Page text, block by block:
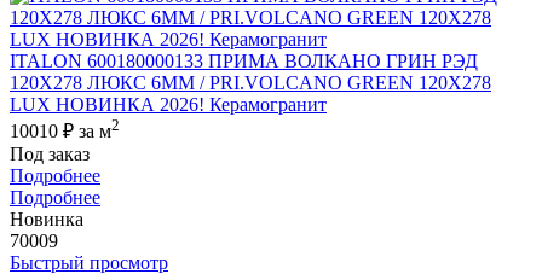
ITALON 600180000133 ПРИМА ВОЛКАНО ГРИН РЭД
120X278 ЛЮКС 6ММ / PRI.VOLCANO GREEN 120X278
LUX НОВИНКА 2026! Керамогранит
10010 ₽ за м2
Под заказ
Подробнее
Подробнее
Новинка
70009
Быстрый просмотр